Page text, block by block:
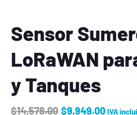
Sensor
LoRaWAN
y Tanques
$14,578.00 $9,949.00 IVA